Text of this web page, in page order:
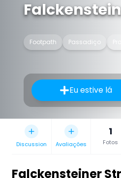
Footpath Passadiço
Eu estive lá
Discussion Avaliações
1
Fotos
Falckensteiner